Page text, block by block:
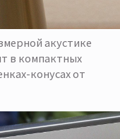
акустике
в компактных
конусах от